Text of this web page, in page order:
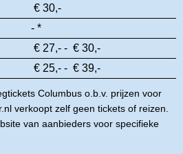
€ 30,-
- *
€ 27,- - € 30,-
€ 25,- - € 39,-
Columbus o.b.v. prijzen voor
verkoopt zelf geen tickets of reizen.
van aanbieders voor specifieke